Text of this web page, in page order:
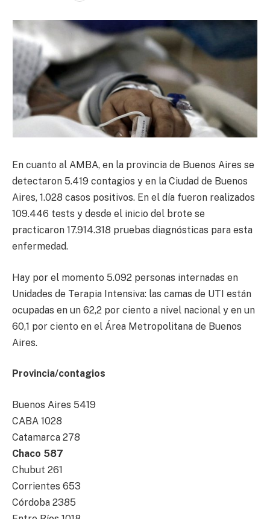
En cuanto al AMBA, en la provincia de Buenos Aires se
detectaron 5.419 contagios y en la Ciudad de Buenos
Aires, 1.028 casos positivos. En el día fueron realizados
109.446 tests y desde el inicio del brote se
practicaron 17.914.318 pruebas diagnósticas​ para esta
enfermedad.
Hay por el momento 5.092 personas internadas en
Unidades de Terapia Intensiva: las camas de UTI están
ocupadas en un 62,2 por ciento a nivel nacional y en un
60,1 por ciento en el Área Metropolitana de Buenos
Aires.
Provincia/contagios
Buenos Aires 5419
CABA 1028
Catamarca 278
Chaco 587
Chubut 261
Corrientes 653
Córdoba 2385